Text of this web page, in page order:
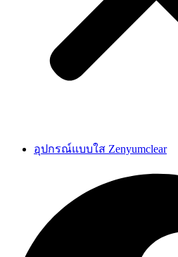
อุปกรณ์แบบใส Zenyumclear